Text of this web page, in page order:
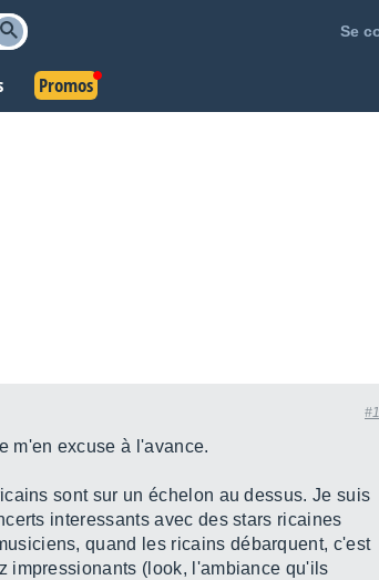
Se
Promos
#1
m'en excuse à l'avance.
sont sur un échelon au dessus. Je suis
interessants avec des stars ricaines
quand les ricains débarquent, c'est
impressionants (look, l'ambiance qu'ils